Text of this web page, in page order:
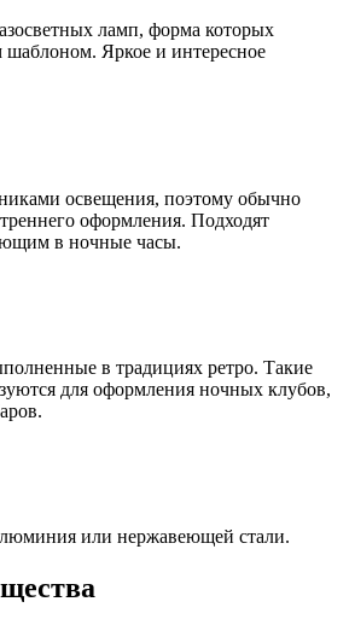
ламп, форма которых
шаблоном. Яркое и интересное
освещения, поэтому обычно
оформления. Подходят
в ночные часы.
в традициях ретро. Такие
для оформления ночных клубов,
или нержавеющей стали.